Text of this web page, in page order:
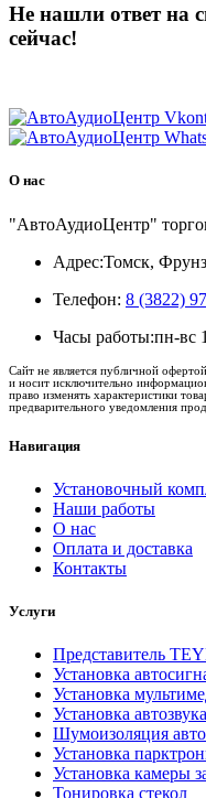
Не нашли ответ на
сейчас!
О нас
"АвтоАудиоЦентр"
Адрес:Томск,
Телефон: 8 (3822)
Часы работы:пн-вс
Сайт не является публичной
и носит исключительно
право изменять характеристики
предварительного уведомления
Навигация
Установочный
Наши работы
О нас
Оплата и доставка
Контакты
Услуги
Представитель
Установка
Установка
Установка автозвука
Шумоизоляция
Установка
Установка камеры
Тонировка стекол